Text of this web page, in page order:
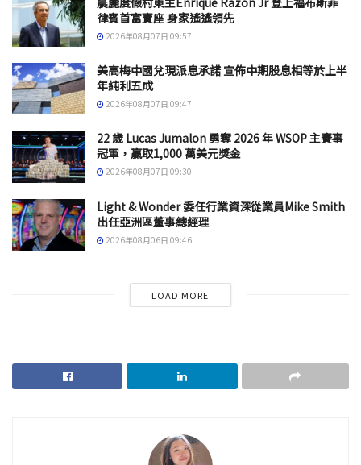
律賓首富寶座 身家遙遙領先
2026年08月07日 09:57
美高梅中國兌現派息承諾 宣佈中期股息相等於上半
年純利五成
2026年08月07日 09:47
22 歲 Lucas Jumalon 勇奪 2026 年 WSOP 主賽事
冠軍，贏取1,000 萬美元獎金
2026年08月07日 09:30
Light & Wonder 委任行業資深從業員Mike Smith
出任亞洲區董事總經理
2026年08月06日 09:46
LOAD MORE